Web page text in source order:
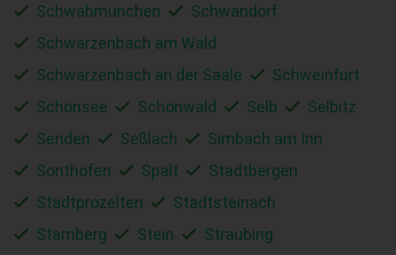
Schwabmünchen
Schwandorf
Schwarzenbach am Wald
Schwarzenbach an der Saale
Schweinfurt
Schönsee
Schönwald Selb
Selbitz
Senden
Seßlach
Simbach am Inn
Sonthofen
Spalt
Stadtbergen
Stadtprozelten
Stadtsteinach
Starnberg
Stein
Straubing